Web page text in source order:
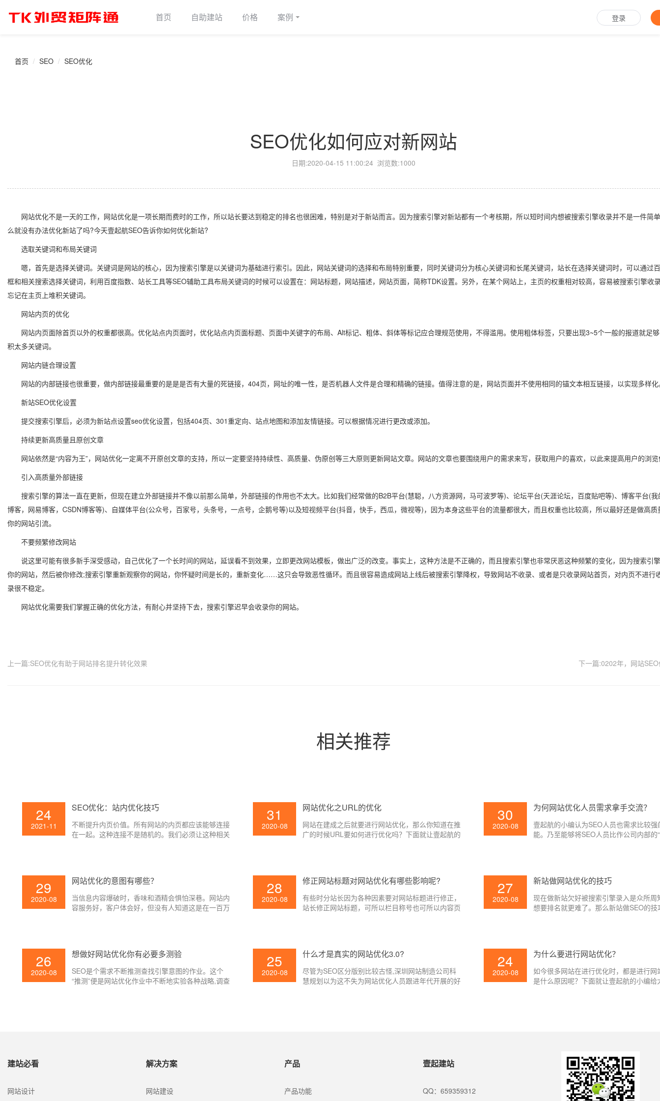
首页 自助建站 价格 案例 登录
首页 SEO SEO优化
SEO优化如何应对新网站
日期:2020-04-15 11:00:24 浏览数:1000
网站优化不是一天的工作，网站优化是一项长期而费时的工作，所以站长要达到稳定的排名也很困难，特别是对于新站而言。因为搜索引擎对新站都有一个考核期，所以短时间内想被搜索引擎收录并不是一件简
么就没有办法优化新站了吗?今天壹起航SEO告诉你如何优化新站?
选取关键词和布局关键词
嗯，首先是选择关键词。关键词是网站的核心，因为搜索引擎是以关键词为基础进行索引。因此，网站关键词的选择和布局特别重要，同时关键词分为核心关键词和长尾关键词，站长在选择关键词时，可以通过
框和相关搜索选择关键词，利用百度指数、站长工具等SEO辅助工具布局关键词的时候可以设置在：网站标题，网站描述，网站页面，简称TDK设置。另外，在某个网站上，主页的权重相对较高，容易被搜索引擎收
忘记在主页上堆积关键词。
网站内页的优化
网站内页面除首页以外的权重都很高。优化站点内页面时，优化站点内页面标题、页面中关键字的布局、Alt标记、粗体、斜体等标记应合理规范使用，不得滥用。使用粗体标签，只要出现3~5个一般的报道就足
积太多关键词。
网站内链合理设置
网站的内部链接也很重要，做内部链接最重要的是是是否有大量的死链接，404页，网址的唯一性，是否机器人文件是合理和精确的链接。值得注意的是，网站页面并不使用相同的锚文本相互链接，以实现多样
新站SEO优化设置
提交搜索引擎后，必须为新站点设置seo优化设置，包括404页、301重定向、站点地图和添加友情链接。可以根据情况进行更改或添加。
持续更新高质量且原创文章
网站依然是“内容为王”，网站优化一定离不开原创文章的支持，所以一定要坚持持续性、高质量、伪原创等三大原则更新网站文章。网站的文章也要围绕用户的需求来写，获取用户的喜欢，以此来提高用户的浏
引入高质量外部链接
搜索引擎的算法一直在更新，但现在建立外部链接并不像以前那么简单，外部链接的作用也不太大。比如我们经常做的B2B平台(慧聪，八方资源网，马可波罗等)、论坛平台(天涯论坛，百度贴吧等)、博客平台(我
博客，网易博客，CSDN博客等)、自媒体平台(公众号，百家号，头条号，一点号，企鹅号等)以及短视频平台(抖音，快手，西瓜，微视等)，因为本身这些平台的流量都很大，而且权重也比较高，所以最好还是做高
你的网站引流。
不要频繁修改网站
说这里可能有很多新手深受感动，自己优化了一个长时间的网站，延误看不到效果，立即更改网站模板，做出广泛的改变。事实上，这种方法是不正确的，而且搜索引擎也非常厌恶这种频繁的变化，因为搜索引
你的网站，然后被你修改;搜索引擎重新观察你的网站，你怀疑时间是长的，重新变化……这只会导致恶性循环。而且很容易造成网站上线后被搜索引擎降权，导致网站不收录、或者是只收录网站首页，对内页不进行
录很不稳定。
网站优化需要我们掌握正确的优化方法，有耐心并坚持下去，搜索引擎迟早会收录你的网站。
上一篇:SEO优化有助于网站排名提升转化效果 下一篇:0202年，网站
相关推荐
24
2021-11
SEO优化：站内优化技巧
不断提升内页价值。所有网站的内页都应该能够连接
在一起。这种连接不是随机的。我们必须让这种相关
31
2020-08
网站优化之URL的优化
网站在建成之后就要进行网站优化，那么你知道在推
广的时候URL要如何进行优化吗？下面就让壹起航的
30
2020-08
为何网站优化人员需求拿手交流？
壹起航的小编认为SEO人员也需求比较强
能。乃至能够将SEO人员比作公司内部的
到, 网站优化作业也就无法顺利开展。
29
2020-08
网站优化的意图有哪些？
当信息内容爆破时，香味和酒精会惧怕深巷。网站内
容服务好，客户体会好，但没有人知道这是在一百万
28
2020-08
修正网站标题对网站优化有哪些影响呢?
有些时分站长因为各种因素要对网站标题进行修正，
站长修正网站标题，可所以栏目称号也可所以内容页
大家介绍一下吧。
27
2020-08
新站做网站优化的技巧
现在做新站欠好被搜索引擎录入是众所周
想要排名就更难了。那么新站做SEO的
26
2020-08
想做好网站优化你有必要多测验
SEO是个需求不断推测查找引擎意图的作业。这个
“推测”便是网站优化作业中不断地实验各种战略,调查
25
2020-08
什么才是真实的网站优化3.0?
尽管为SEO区分版别比较古怪,深圳网站制造公司科
慧规划以为这不失为网站优化人员跟进年代开展的好
24
2020-08
为什么要进行网站优化？
如今很多网站在进行优化时，都是进行网
是什么原因呢？下面就让壹起航的小编给
建站必看
网站设计
解决方案
网站建设
产品
产品功能
壹起建站
QQ：659359312